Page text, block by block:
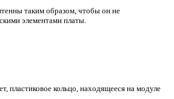
таким образом, чтобы он не
элементами платы.
пластиковое кольцо, находящееся на модуле